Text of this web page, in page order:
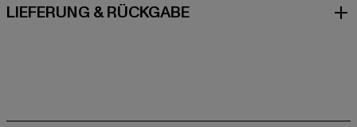
LIEFERUNG & RÜCKGABE